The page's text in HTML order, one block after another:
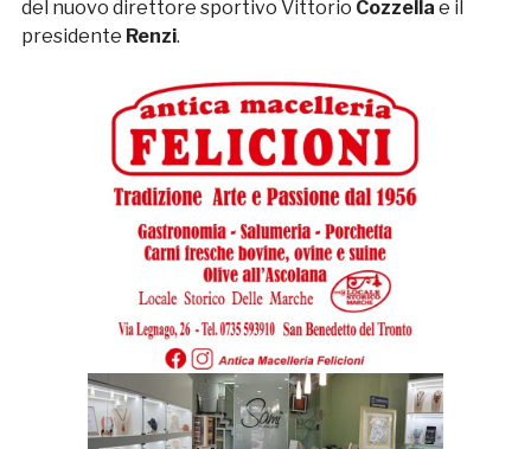
del nuovo direttore sportivo Vittorio Cozzella e il
presidente Renzi.